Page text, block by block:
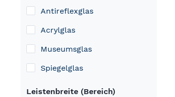
Antireflexglas
Acrylglas
Museumsglas
Spiegelglas
Leistenbreite (Bereich)